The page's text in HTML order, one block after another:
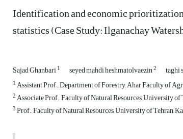
Identification and economic
statistics (Case Study: Ilganachay
Sajad Ghanbari1 seyed mahdi heshmatolvaezin2 taghi
1Assistant Prof., Department of Forestry, Ahar Faculty of
2Associate Prof., Faculty of Natural Resources, University of
3Prof., Faculty of Natural Resources, University of Tehran,